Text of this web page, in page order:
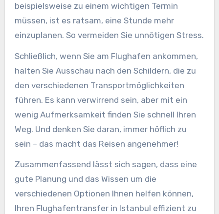
beispielsweise zu einem wichtigen Termin
müssen, ist es ratsam, eine Stunde mehr
einzuplanen. So vermeiden Sie unnötigen Stress.
Schließlich, wenn Sie am Flughafen ankommen,
halten Sie Ausschau nach den Schildern, die zu
den verschiedenen Transportmöglichkeiten
führen. Es kann verwirrend sein, aber mit ein
wenig Aufmerksamkeit finden Sie schnell Ihren
Weg. Und denken Sie daran, immer höflich zu
sein – das macht das Reisen angenehmer!
Zusammenfassend lässt sich sagen, dass eine
gute Planung und das Wissen um die
verschiedenen Optionen Ihnen helfen können,
Ihren Flughafentransfer in Istanbul effizient zu